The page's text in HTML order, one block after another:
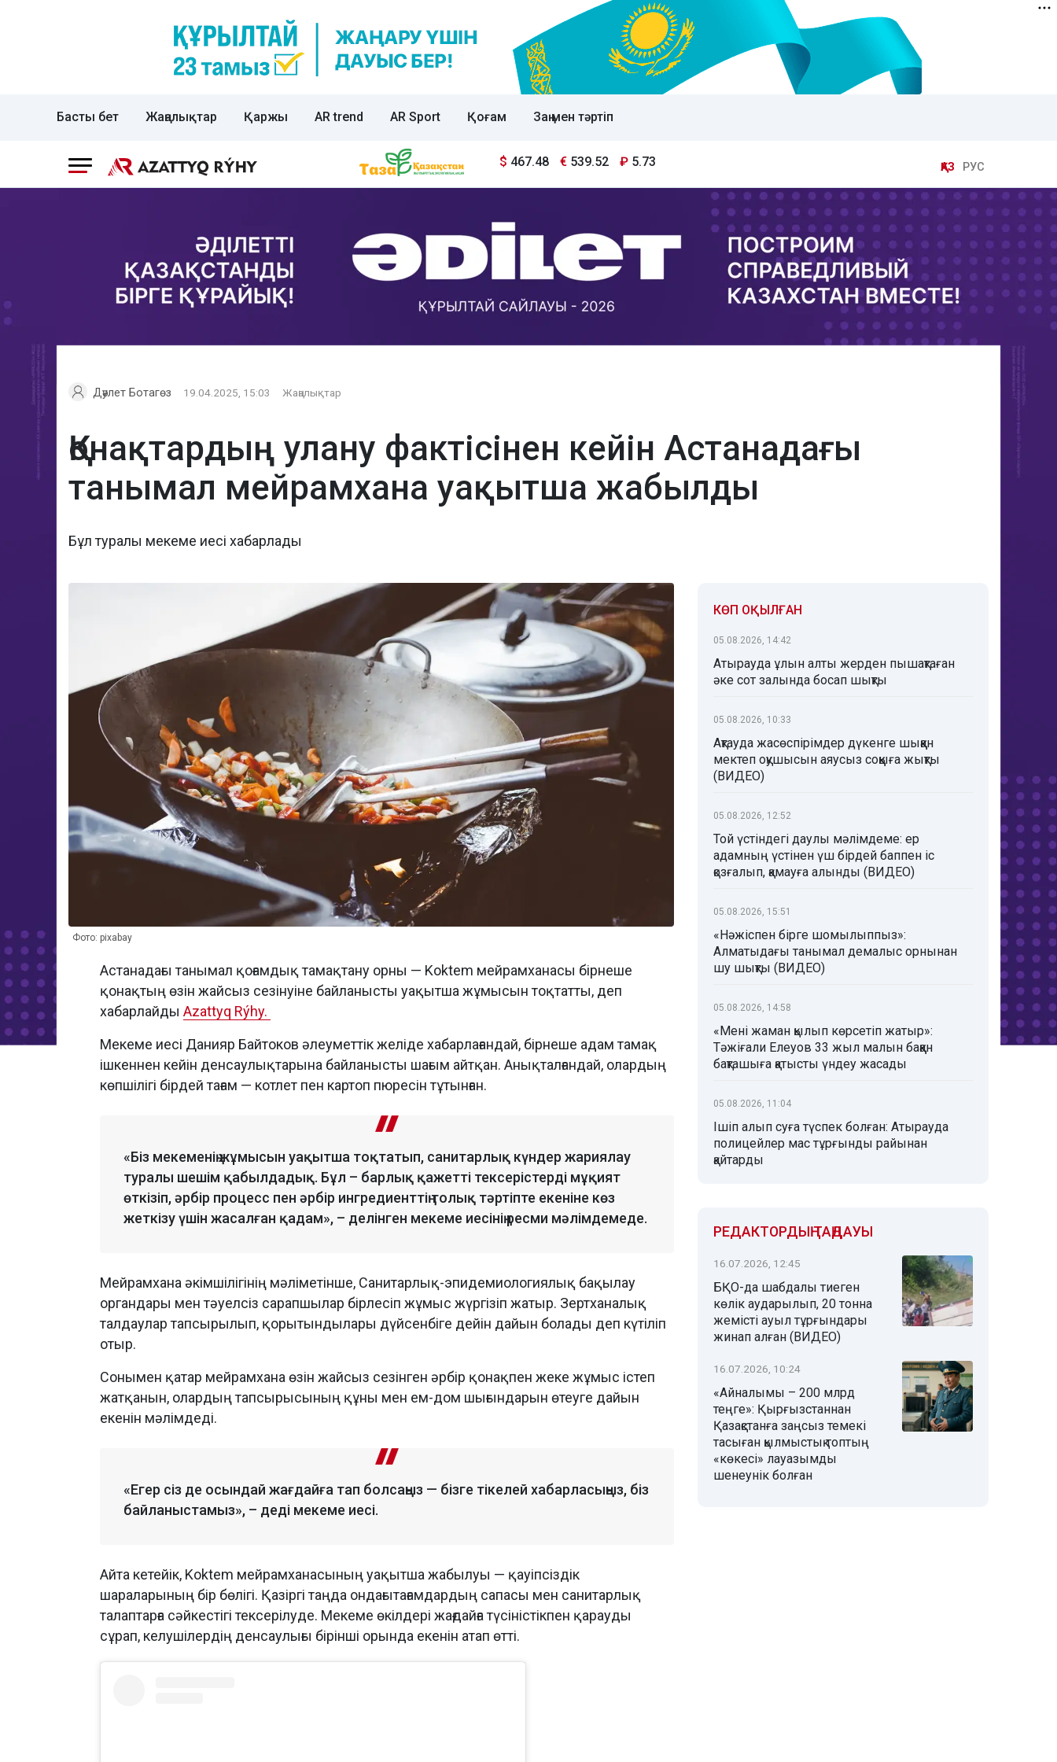
Басты бет Жаңалықтар Қаржы AR trend AR Sport Қоғам Заң мен тәртіп
$ 467.48 € 539.52 ₽ 5.73 ҚАЗ РУС
Дәулет Ботагөз 19.04.2025, 15:03 Жаңалықтар
Қонақтардың улану фактісінен кейін Астанадағы
танымал мейрамхана уақытша жабылды
Бұл туралы мекеме иесі хабарлады
Фото: pixabay
Астанадағы танымал қоғамдық тамақтану орны — Koktem мейрамханасы бірнеше
қонақтың өзін жайсыз сезінуіне байланысты уақытша жұмысын тоқтатты, деп
хабарлайды Azattyq Rýhy.
Мекеме иесі Данияр Байтоков әлеуметтік желіде хабарлағандай, бірнеше адам тамақ
ішкеннен кейін денсаулықтарына байланысты шағым айтқан. Анықталғандай, олардың
көпшілігі бірдей тағам — котлет пен картоп пюресін тұтынған.
«Біз мекеменің жұмысын уақытша тоқтатып, санитарлық күндер жариялау
туралы шешім қабылдадық. Бұл – барлық қажетті тексерістерді мұқият
өткізіп, әрбір процесс пен әрбір ингредиенттің толық тәртіпте екеніне көз
жеткізу үшін жасалған қадам», – делінген мекеме иесінің ресми мәлімдемеде.
Мейрамхана әкімшілігінің мәліметінше, Санитарлық-эпидемиологиялық бақылау
органдары мен тәуелсіз сарапшылар бірлесіп жұмыс жүргізіп жатыр. Зертханалық
талдаулар тапсырылып, қорытындылары дүйсенбіге дейін дайын болады деп күтіліп
отыр.
Сонымен қатар мейрамхана өзін жайсыз сезінген әрбір қонақпен жеке жұмыс істеп
жатқанын, олардың тапсырысының құны мен ем-дом шығындарын өтеуге дайын
екенін мәлімдеді.
«Егер сіз де осындай жағдайға тап болсаңыз — бізге тікелей хабарласыңыз, біз
байланыстамыз», – деді мекеме иесі.
Айта кетейік, Koktem мейрамханасының уақытша жабылуы — қауіпсіздік
шараларының бір бөлігі. Қазіргі таңда ондағытағамдардың сапасы мен санитарлық
талаптарға сәйкестігі тексерілуде. Мекеме өкілдері жағдайға түсіністікпен қарауды
сұрап, келушілердің денсаулығы бірінші орында екенін атап өтті.
КӨП ОҚЫЛҒАН
05.08.2026, 14:42
Атырауда ұлын алты жерден пышақтаған
әке сот залында босап шықты
05.08.2026, 10:33
Ақтауда жасөспірімдер дүкенге шыққан
мектеп оқушысын аяусыз соққыға жықты
(ВИДЕО)
05.08.2026, 12:52
Той үстіндегі даулы мәлімдеме: ер
адамның үстінен үш бірдей баппен іс
қозғалып, қамауға алынды (ВИДЕО)
05.08.2026, 15:51
«Нәжіспен бірге шомылыппыз»:
Алматыдағы танымал демалыс орнынан
шу шықты (ВИДЕО)
05.08.2026, 14:58
«Мені жаман қылып көрсетіп жатыр»:
Тәжіғали Елеуов 33 жыл малын баққан
бақташыға қатысты үндеу жасады
05.08.2026, 11:04
Ішіп алып суға түспек болған: Атырауда
полицейлер мас тұрғынды райынан
қайтарды
РЕДАКТОРДЫҢ ТАҢДАУЫ
16.07.2026, 12:45
БҚО-да шабдалы тиеген
көлік аударылып, 20 тонна
жемісті ауыл тұрғындары
жинап алған (ВИДЕО)
16.07.2026, 10:24
«Айналымы – 200 млрд
теңге»: Қырғызстаннан
Қазақстанға заңсыз темекі
тасыған қылмыстық топтың
«көкесі» лауазымды
шенеунік болған